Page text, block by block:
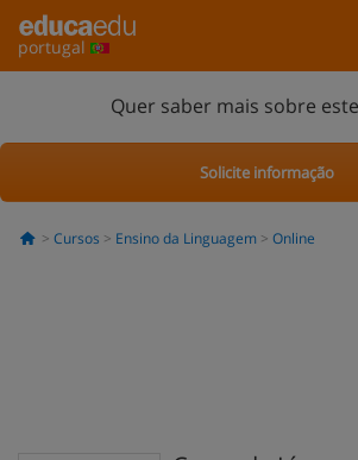
portugal
Quer saber mais sobre
Solicite informação
Cursos Ensino da Linguagem Online